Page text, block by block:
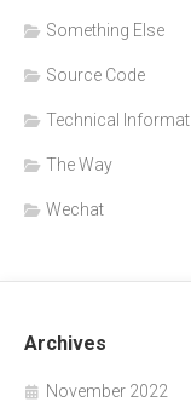
Something Else
Source Code
Technical
The Way
Wechat
Archives
November 2022